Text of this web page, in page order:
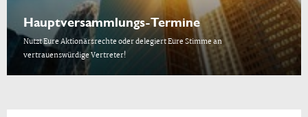
Hauptversammlungs-Termine
Nutzt Eure Aktionärsrechte oder delegiert Eure Stimme an
vertrauenswürdige Vertreter!